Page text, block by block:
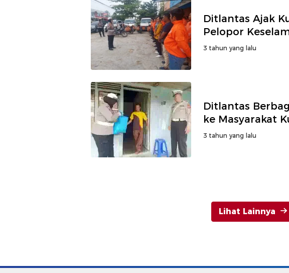
Ditlantas Ajak
Pelopor
3 tahun yang lalu
Ditlantas
ke Masyarakat
3 tahun yang lalu
Lihat Lainnya